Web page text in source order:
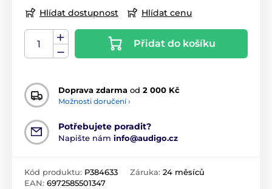
Hlídat dostupnost Hlídat cenu
Přidat do košíku
Doprava zdarma od 2 000 Kč
Možnosti doručení ›
Potřebujete poradit?
Napište nám info@audigo.cz
Kód produktu: P384633
EAN: 6972585501347
Záruka: 24 měsíců